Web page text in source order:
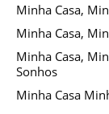
Minha Casa,
Minha Casa,
Minha Casa,
Sonhos
Minha Casa